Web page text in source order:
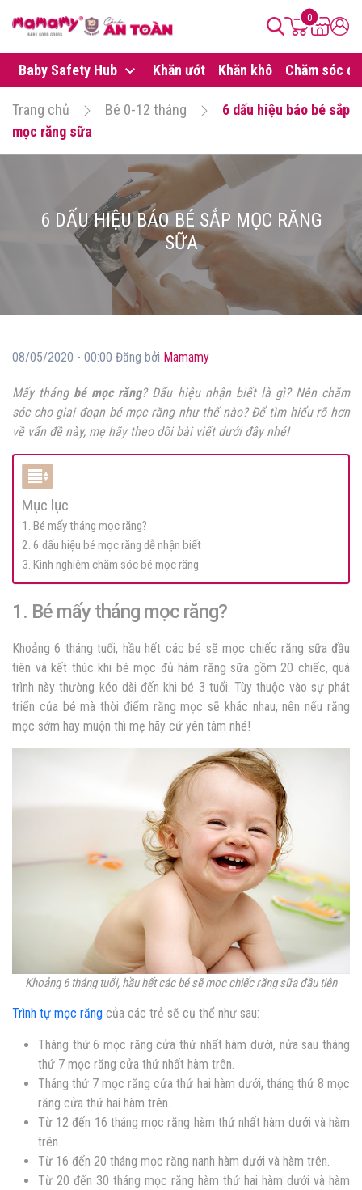
0
Baby Safety Hub Khăn ướt Khăn khô Chăm sóc da
Trang chủ Bé 0-12 tháng
6 dấu hiệu báo bé sắp
mọc răng sữa
6 DẤU HIỆU BÁO BÉ SẮP MỌC RĂNG
SỮA
08/05/2020 - 00:00 Đăng bởi Mamamy
Mấy tháng bé mọc răng? Dấu hiệu nhận biết là gì? Nên chăm
sóc cho giai đoạn bé mọc răng như thế nào? Để tìm hiểu rõ hơn
về vấn đề này, mẹ hãy theo dõi bài viết dưới đây nhé!
Mục lục
1. Bé mấy tháng mọc răng?
2. 6 dấu hiệu bé mọc răng dễ nhận biết
3. Kinh nghiệm chăm sóc bé mọc răng
1. Bé mấy tháng mọc răng?
Khoảng 6 tháng tuổi, hầu hết các bé sẽ mọc chiếc răng sữa đầu
tiên và kết thúc khi bé mọc đủ hàm răng sữa gồm 20 chiếc, quá
trình này thường kéo dài đến khi bé 3 tuổi. Tùy thuộc vào sự phát
triển của bé mà thời điểm răng mọc sẽ khác nhau, nên nếu răng
mọc sớm hay muộn thì mẹ hãy cứ yên tâm nhé!
Khoảng 6 tháng tuổi, hầu hết các bé sẽ mọc chiếc răng sữa đầu tiên
Trình tự mọc răng của các trẻ sẽ cụ thể như sau:
Tháng thứ 6 mọc răng cửa thứ nhất hàm dưới, nửa sau tháng
thứ 7 mọc răng cửa thứ nhất hàm trên.
Tháng thứ 7 mọc răng cửa thứ hai hàm dưới, tháng thứ 8 mọc
răng cửa thứ hai hàm trên.
Từ 12 đến 16 tháng mọc răng hàm thứ nhất hàm dưới và hàm
trên.
Từ 16 đến 20 tháng mọc răng nanh hàm dưới và hàm trên.
Từ 20 đến 30 tháng mọc răng hàm thứ hai hàm dưới và hàm